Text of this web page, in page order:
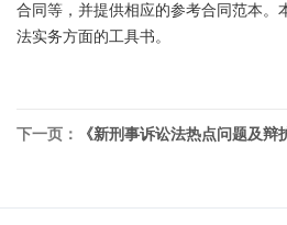
合同等，并提供相应的参考合同范本。
法实务方面的工具书。
下一页： 《新刑事诉讼法热点问题及辩